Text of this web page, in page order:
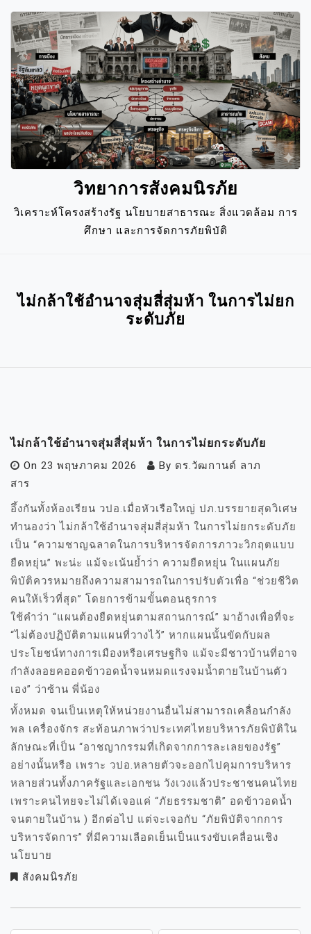
Skip
content
วิทยาการสังคมนิรภัย
วิเคราะห์โครงสร้างรัฐ นโยบายสาธารณะ สิ่งแวดล้อม การ
ศึกษา และการจัดการภัยพิบัติ
ไม่กล้าใช้อำนาจสุ่มสี่สุ่มห้า ในการไม่ยก
ระดับภัย
ไม่กล้าใช้อำนาจสุ่มสี่สุ่มห้า ในการไม่ยกระดับภัย
On 23 พฤษภาคม 2026 By ดร.วัฒกานต์ ลาภ
สาร
อึ้งกันทั้งห้องเรียน วปอ.เมื่อหัวเรือใหญ่ ปภ.บรรยายสุดวิเศษ
ทำนองว่า ไม่กล้าใช้อำนาจสุ่มสี่สุ่มห้า ในการไม่ยกระดับภัย
เป็น “ความชาญฉลาดในการบริหารจัดการภาวะวิกฤตแบบ
ยืดหยุ่น” พะน่ะ แม้จะเน้นย้ำว่า ความยืดหยุ่น ในแผนภัย
พิบัติควรหมายถึงความสามารถในการปรับตัวเพื่อ “ช่วยชีวิต
คนให้เร็วที่สุด” โดยการข้ามขั้นตอนธุรการ
ใช้คำว่า “แผนต้องยืดหยุ่นตามสถานการณ์” มาอ้างเพื่อที่จะ
“ไม่ต้องปฏิบัติตามแผนที่วางไว้” หากแผนนั้นขัดกับผล
ประโยชน์ทางการเมืองหรือเศรษฐกิจ แม้จะมีชาวบ้านที่อาจ
กำลังลอยคออดข้าวอดน้ำจนหมดแรงจมน้ำตายในบ้านตัว
เอง” ว่าซ้าน พี่น้อง
ทั้งหมด จนเป็นเหตุให้หน่วยงานอื่นไม่สามารถเคลื่อนกำลัง
พล เครื่องจักร สะท้อนภาพว่าประเทศไทยบริหารภัยพิบัติใน
ลักษณะที่เป็น “อาชญากรรมที่เกิดจากการละเลยของรัฐ”
อย่างนั้นหรือ เพราะ วปอ.หลายตัวจะออกไปคุมการบริหาร
หลายส่วนทั้งภาครัฐและเอกชน วังเวงแล้วประชาชนคนไทย
เพราะคนไทยจะไม่ได้เจอแค่ “ภัยธรรมชาติ” อดข้าวอดน้ำ
จนตายในบ้าน ) อีกต่อไป แต่จะเจอกับ “ภัยพิบัติจากการ
บริหารจัดการ” ที่มีความเลือดเย็นเป็นแรงขับเคลื่อนเชิง
นโยบาย
สังคมนิรภัย